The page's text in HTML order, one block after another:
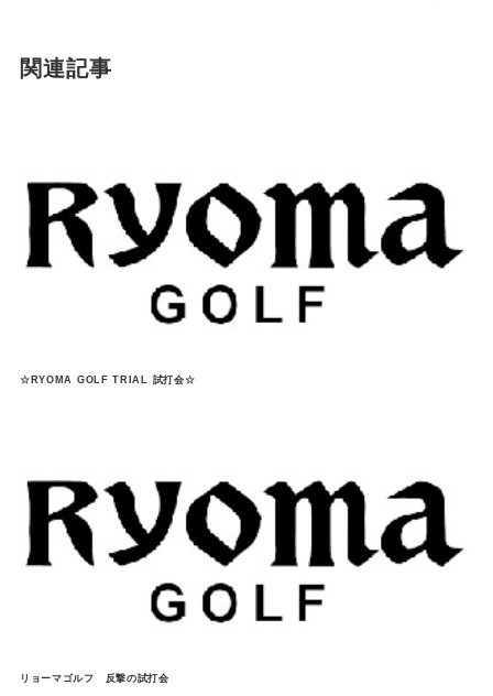
関連記事
☆RYOMA GOLF TRIAL 試打会☆
リョーマゴルフ 反撃の試打会